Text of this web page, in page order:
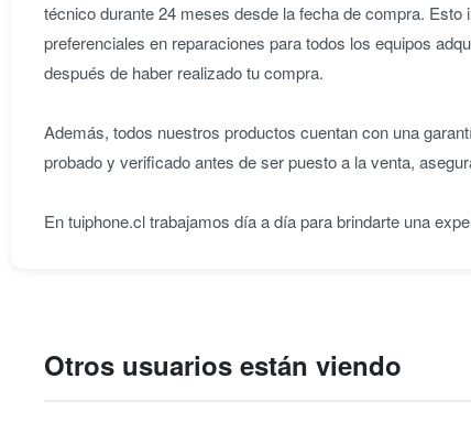
técnico durante 24 meses desde la fecha de compra.
preferenciales en reparaciones para todos los equipos
después de haber realizado tu compra.
Además, todos nuestros productos cuentan con una
probado y verificado antes de ser puesto a la venta,
En tuiphone.cl trabajamos día a día para brindarte una
Otros usuarios están viendo